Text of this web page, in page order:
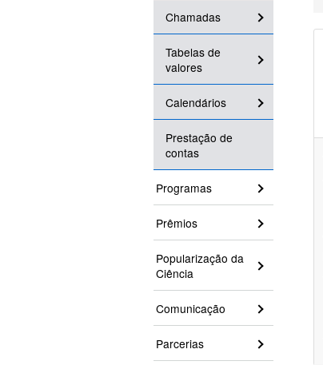
Chamadas
Tabelas de
valores
Calendários
Prestação de
contas
Programas
Prêmios
Popularização da
Ciência
Comunicação
Parcerias